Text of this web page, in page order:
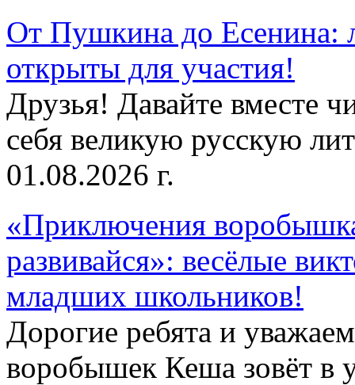
От Пушкина до Есенина:
открыты для участия!
Друзья! Давайте вместе
себя великую русскую
01.08.2026 г.
«Приключения
развивайся»: весёлые
младших школьников!
Дорогие ребята и
воробышек Кеша зовёт в